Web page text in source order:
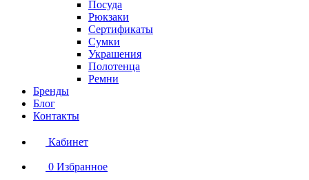
Посуда
Рюкзаки
Сертификаты
Сумки
Украшения
Полотенца
Ремни
Бренды
Блог
Контакты
Кабинет
0 Избранное